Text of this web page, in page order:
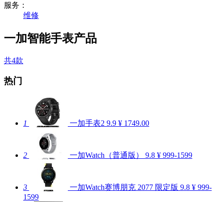
服务：
维修
一加智能手表产品
共4款
热门
1 一加手表2 9.9 ¥ 1749.00
2 一加Watch（普通版） 9.8 ¥ 999-1599
3 一加Watch赛博朋克 2077 限定版 9.8 ¥ 999-
1599